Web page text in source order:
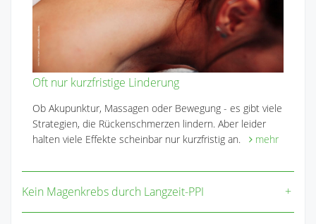
Oft nur kurzfristige Linderung
Ob Akupunktur, Massagen oder Bewegung - es gibt viele
Strategien, die Rückenschmerzen lindern. Aber leider
halten viele Effekte scheinbar nur kurzfristig an.
mehr
Kein Magenkrebs durch Langzeit-PPI